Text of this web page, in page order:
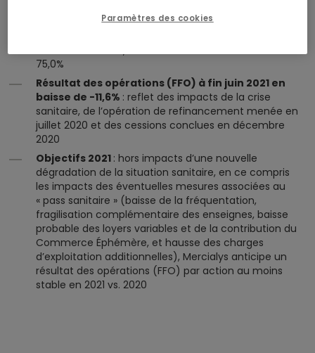
semestre 2021 devrait normaliser le
75,0%
Résultat des opérations (FFO) à fin juin 2021 en
baisse de -11,6% : reflet des impacts de la crise
sanitaire, de l’opération de refinancement menée en
juillet 2020 et des cessions conclues en décembre
2020
Objectifs 2021 : hors impacts d’une nouvelle
dégradation de la situation sanitaire, en ce compris
les impacts des éventuelles mesures associées au
« pass sanitaire » (baisse de la fréquentation,
fragilisation complémentaire des enseignes, baisse
probable des loyers variables et de la contribution du
Commerce Éphémère, et hausse des charges
d’exploitation additionnelles), Mercialys anticipe un
résultat des opérations (FFO) par action au moins
stable en 2021 vs. 2020
Paramètres des cookies